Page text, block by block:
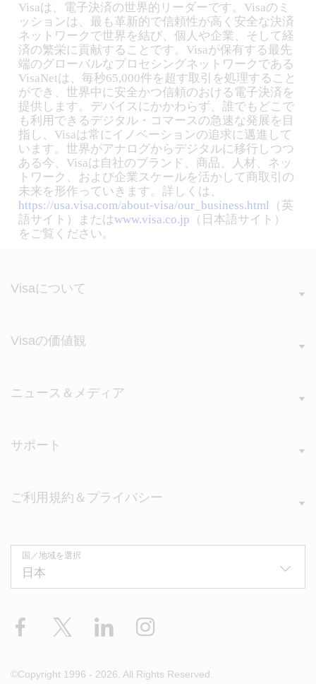
Visaは、電子決済の世界的リーダーです。Visaのミ
ッションは、最も革新的で信頼性が高く安全な決済
ネットワークで世界を結び、個人や企業、そして経
済の繁栄に貢献することです。Visaが保有する最先
端のグローバルなプロセシングネットワークである
VisaNetは、毎秒65,000件を超す取引を処理すること
ができ、世界中に安全かつ信頼のおける電子決済を
提供します。デバイスにかかわらず、誰でもどこで
も利用できるデジタル・コマースの急速な発展を目
指し、Visaは常にイノベーションの追求に邁進して
います。世界がアナログからデジタルに移行しつつ
ある今、Visaは自社のブランド、商品、人材、ネッ
トワーク、および企業スケールを活かして商取引の
未来を形作っていきます。詳しくは、
https://usa.visa.com/about-visa/our_business.html （英
語サイト）またはwww.visa.co.jp （日本語サイト）
をご覧ください。
Visaについて
Visaの価値観
ニュース＆メディア
サポート
ご利用規約＆プライバシー
国／地域を選択
Facebook LinkedIn
©Copyright 1996 - 2026. All Rights Reserved.